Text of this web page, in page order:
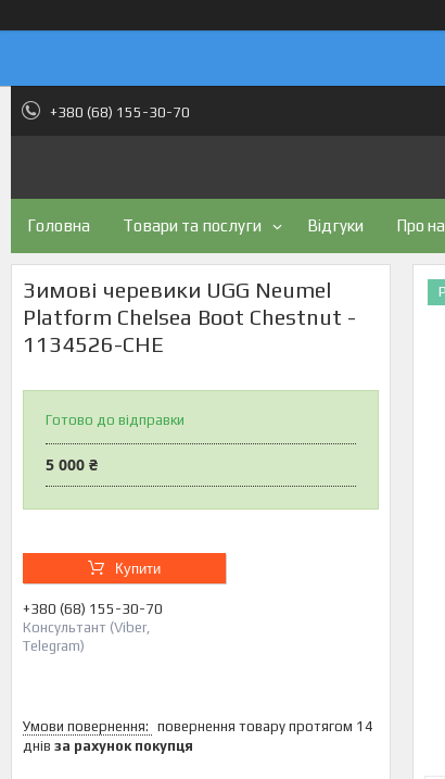
+380 (68) 155-30-70
Головна Товари та послуги Відгуки Про
Зимові черевики UGG Neumel
Platform Chelsea Boot Chestnut -
1134526-CHE
Готово до відправки
5 000 ₴
Купити
+380 (68) 155-30-70
Консультант (Viber,
Telegram)
повернення товару протягом 14
днів за рахунок покупця